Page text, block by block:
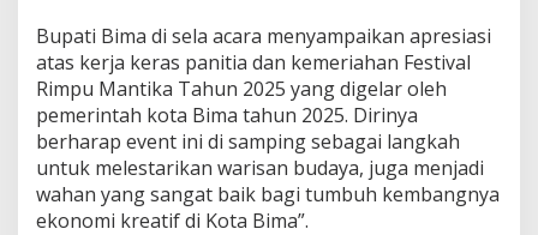
Bupati Bima di sela acara menyampaikan apresiasi
atas kerja keras panitia dan kemeriahan Festival
Rimpu Mantika Tahun 2025 yang digelar oleh
pemerintah kota Bima tahun 2025. Dirinya
berharap event ini di samping sebagai langkah
untuk melestarikan warisan budaya, juga menjadi
wahan yang sangat baik bagi tumbuh kembangnya
ekonomi kreatif di Kota Bima”.